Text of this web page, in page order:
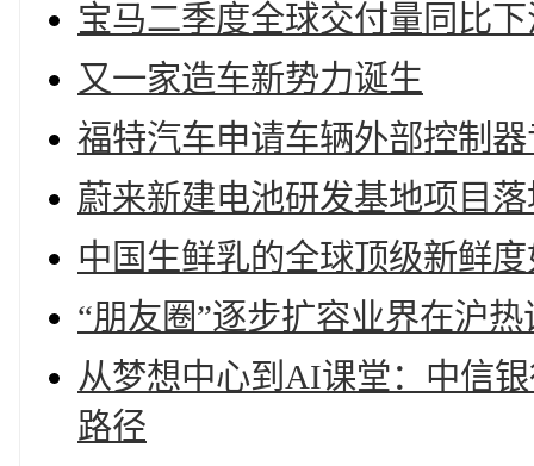
宝马二季度全球交付量同比下
又一家造车新势力诞生
福特汽车申请车辆外部控制
蔚来新建电池研发基地项目
中国生鲜乳的全球顶级新鲜
“朋友圈”逐步扩容业界在沪
从梦想中心到AI课堂：中信
路径